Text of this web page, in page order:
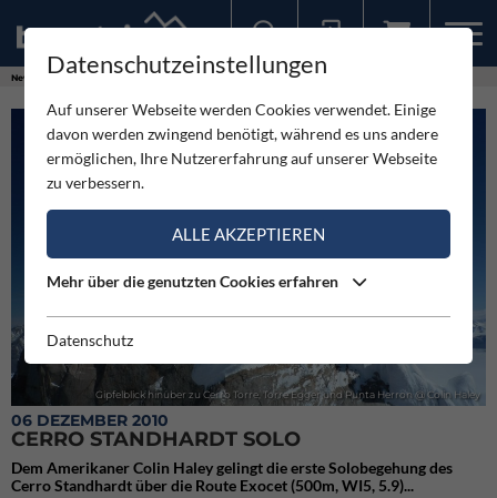
News
Gipfelblick hinüber zu Cerro Torre, Torre Egger und Punta Herron @ Colin Haley
06 DEZEMBER 2010
CERRO STANDHARDT SOLO
Dem Amerikaner Colin Haley gelingt die erste Solobegehung des
Cerro Standhardt über die Route Exocet (500m, WI5, 5.9)...
Datenschutzeinstellungen
Auf unserer Webseite werden Cookies verwendet. Einige
davon werden zwingend benötigt, während es uns andere
ermöglichen, Ihre Nutzererfahrung auf unserer Webseite
zu verbessern.
ALLE AKZEPTIEREN
Mehr über die genutzten Cookies erfahren
Datenschutz